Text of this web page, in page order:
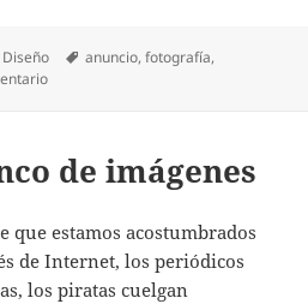
Categorías
Diseño Etiquetas
anuncio,fotografía,
en Trabajando gratis en Navidad
de imágenes
que estamos acostumbrados
de Internet, los periódicos
los piratas cuelgan